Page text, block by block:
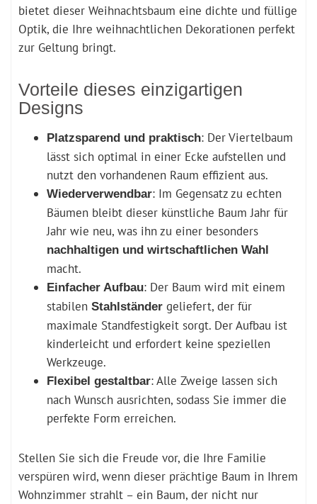
bietet dieser Weihnachtsbaum eine dichte und füllige
Optik, die Ihre weihnachtlichen Dekorationen perfekt
zur Geltung bringt.
Vorteile dieses einzigartigen
Designs
Platzsparend und praktisch: Der Viertelbaum
lässt sich optimal in einer Ecke aufstellen und
nutzt den vorhandenen Raum effizient aus.
Wiederverwendbar: Im Gegensatz zu echten
Bäumen bleibt dieser künstliche Baum Jahr für
Jahr wie neu, was ihn zu einer besonders
nachhaltigen und wirtschaftlichen Wahl
macht.
Einfacher Aufbau: Der Baum wird mit einem
stabilen Stahlständer geliefert, der für
maximale Standfestigkeit sorgt. Der Aufbau ist
kinderleicht und erfordert keine speziellen
Werkzeuge.
Flexibel gestaltbar: Alle Zweige lassen sich
nach Wunsch ausrichten, sodass Sie immer die
perfekte Form erreichen.
Stellen Sie sich die Freude vor, die Ihre Familie
verspüren wird, wenn dieser prächtige Baum in Ihrem
Wohnzimmer strahlt – ein Baum, der nicht nur